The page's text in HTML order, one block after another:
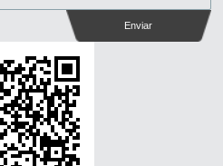
Enviar